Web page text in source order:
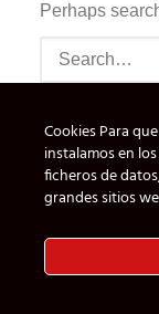
Perhaps
© 2026
Cookies Para
instalamos en
ficheros de
grandes sitios